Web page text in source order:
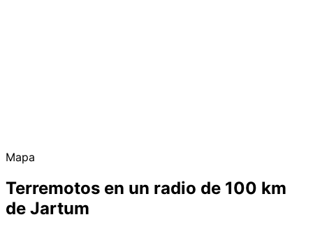
Mapa
Terremotos en un radio de 100 km
de Jartum